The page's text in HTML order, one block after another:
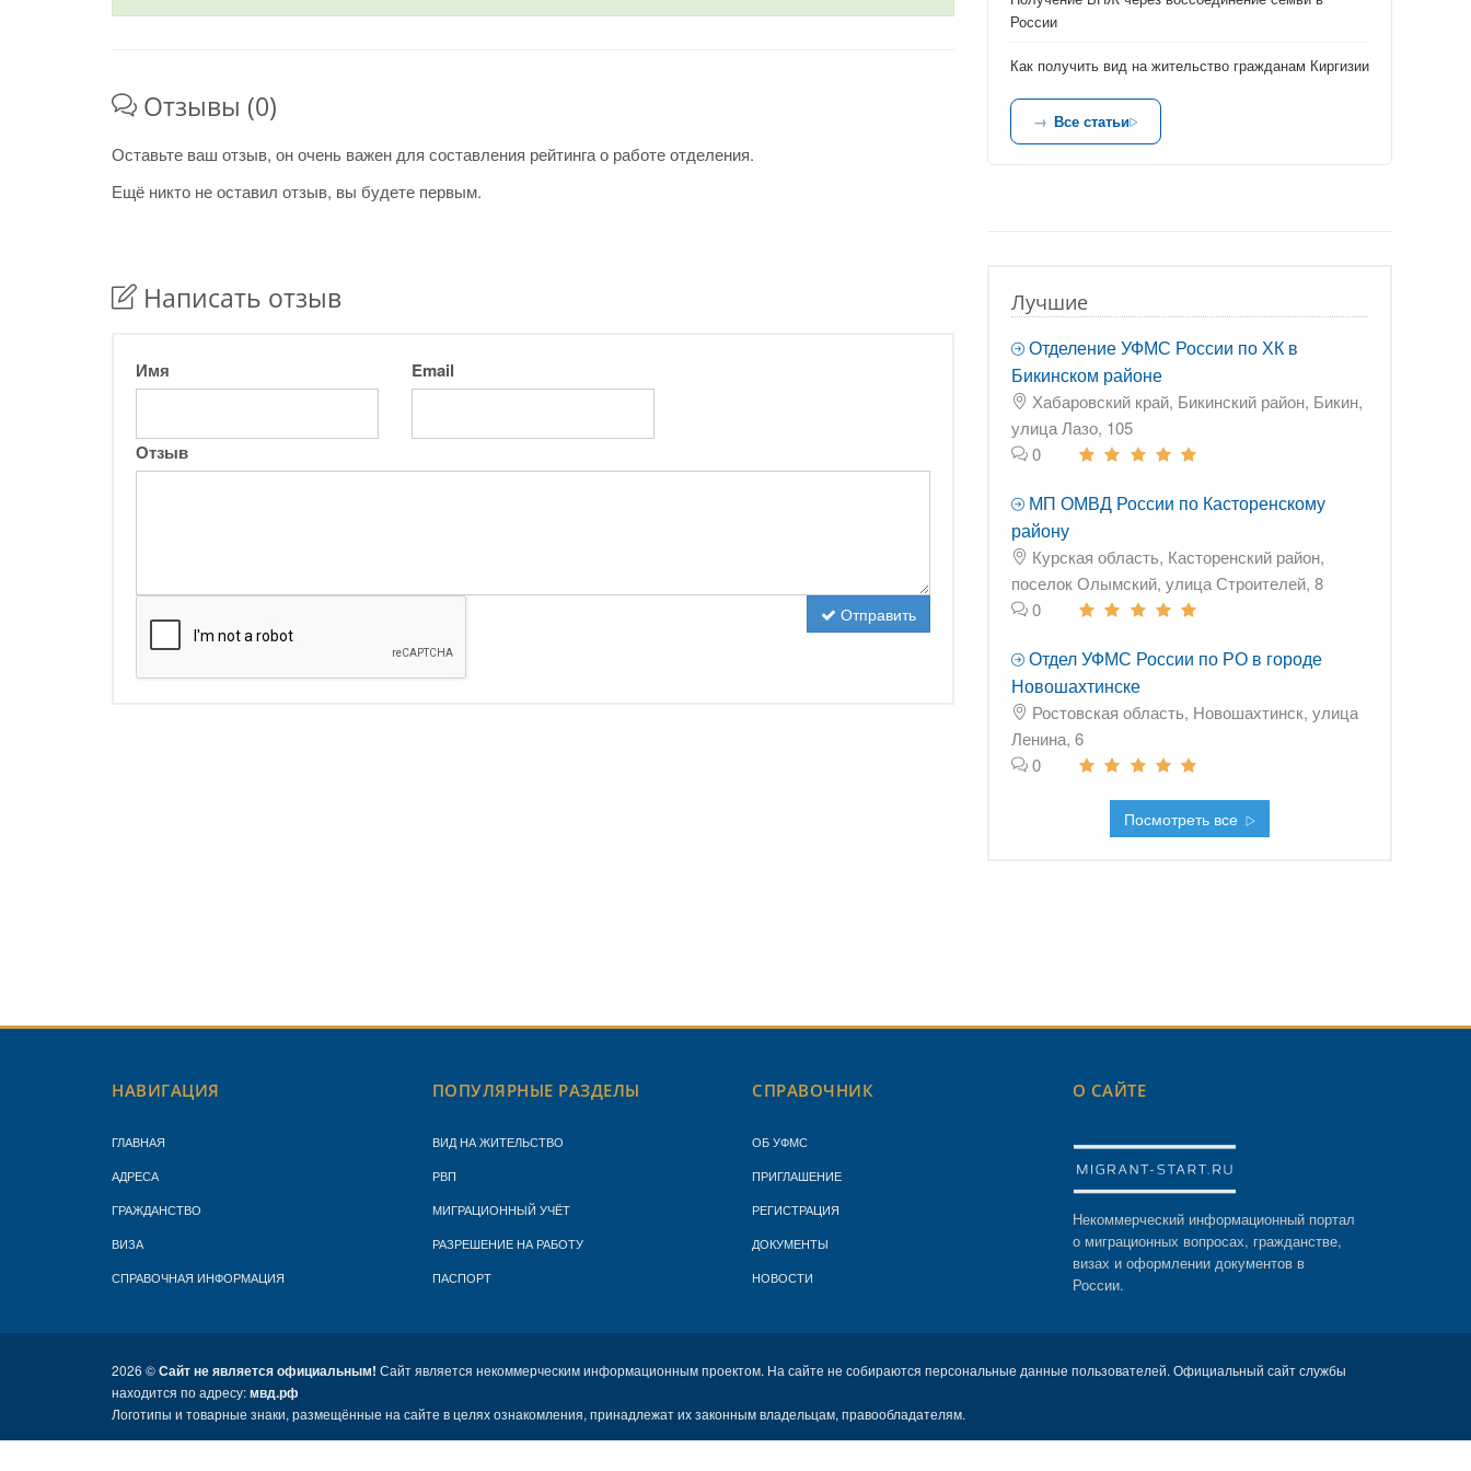
Отзывы (0)
Оставьте ваш отзыв, он очень важен для составления рейтинга о работе отделения.
Ещё никто не оставил отзыв, вы будете первым.
Написать отзыв
Имя Email
Отзыв
Отправить
России
Как получить вид на жительство гражданам Киргизии
Все статьи
Лучшие
Отделение УФМС России по ХК в
Бикинском районе
Хабаровский край, Бикинский район, Бикин,
улица Лазо, 105
0
МП ОМВД России по Касторенскому
району
Курская область, Касторенский район,
поселок Олымский, улица Строителей, 8
0
Отдел УФМС России по РО в городе
Новошахтинске
Ростовская область, Новошахтинск, улица
Ленина, 6
0
Посмотреть все
НАВИГАЦИЯ
ГЛАВНАЯ
АДРЕСА
ГРАЖДАНСТВО
ВИЗА
СПРАВОЧНАЯ ИНФОРМАЦИЯ
ПОПУЛЯРНЫЕ РАЗДЕЛЫ
ВИД НА ЖИТЕЛЬСТВО
РВП
МИГРАЦИОННЫЙ УЧЁТ
РАЗРЕШЕНИЕ НА РАБОТУ
ПАСПОРТ
СПРАВОЧНИК
ОБ УФМС
ПРИГЛАШЕНИЕ
РЕГИСТРАЦИЯ
ДОКУМЕНТЫ
НОВОСТИ
О САЙТЕ
Некоммерческий информационный портал
о миграционных вопросах, гражданстве,
визах и оформлении документов в
России.
2026 ©Сайт не является официальным! Сайт является некоммерческим информационным проектом. На сайте не собираются персональные данные пользователей. Официальный сайт службы
находится по адресу:мвд.рф
Логотипы и товарные знаки, размещённые на сайте в целях ознакомления, принадлежат их законным владельцам, правообладателям.